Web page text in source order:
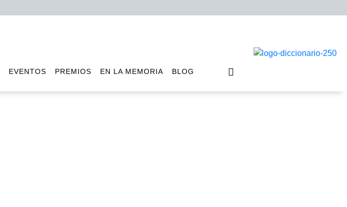
EVENTOS PREMIOS EN LA MEMORIA BLOG